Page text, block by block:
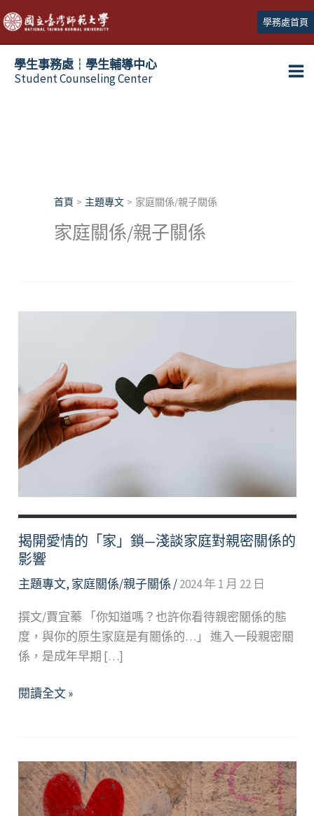
跳
至
主
學務處首頁
學生事務處┆學生輔導中心
Student Counseling Center
首頁 主題專文 家庭關係/親子關係
家庭關係/親子關係
揭開愛情的「家」鎖—淺談家庭對親密關係的
影響
主題專文, 家庭關係/親子關係 /2024 年 1 月 22 日
撰文/賈宜蓁 「你知道嗎？也許你看待親密關係的態
度，與你的原生家庭是有關係的…」 進入一段親密關
係，是成年早期 […]
揭
的
「家」
鎖
閱讀全文 »